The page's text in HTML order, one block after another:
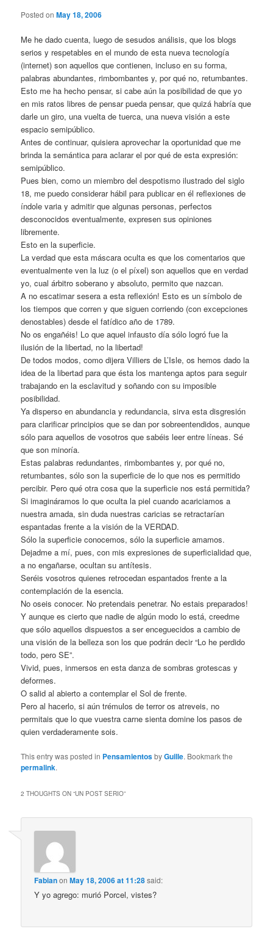
Posted onMay 18, 2006
Me he dado cuenta, luego de sesudos análisis, que los blogs
serios y respetables en el mundo de esta nueva tecnología
(internet) son aquellos que contienen, incluso en su forma,
palabras abundantes, rimbombantes y, por qué no, retumbantes.
Esto me ha hecho pensar, si cabe aún la posibilidad de que yo
en mis ratos libres de pensar pueda pensar, que quizá habría que
darle un giro, una vuelta de tuerca, una nueva visión a este
espacio semipúblico.
Antes de continuar, quisiera aprovechar la oportunidad que me
brinda la semántica para aclarar el por qué de esta expresión:
semipúblico.
Pues bien, como un miembro del despotismo ilustrado del siglo
18, me puedo considerar hábil para publicar en él reflexiones de
índole varia y admitir que algunas personas, perfectos
desconocidos eventualmente, expresen sus opiniones
libremente.
Esto en la superficie.
La verdad que esta máscara oculta es que los comentarios que
eventualmente ven la luz (o el píxel) son aquellos que en verdad
yo, cual árbitro soberano y absoluto, permito que nazcan.
A no escatimar sesera a esta reflexión! Esto es un símbolo de
los tiempos que corren y que siguen corriendo (con excepciones
denostables) desde el fatídico año de 1789.
No os engañéis! Lo que aquel infausto día sólo logró fue la
ilusión de la libertad, no la libertad!
De todos modos, como dijera Villiers de L’Isle, os hemos dado la
idea de la libertad para que ésta los mantenga aptos para seguir
trabajando en la esclavitud y soñando con su imposible
posibilidad.
Ya disperso en abundancia y redundancia, sirva esta disgresión
para clarificar principios que se dan por sobreentendidos, aunque
sólo para aquellos de vosotros que sabéis leer entre líneas. Sé
que son minoría.
Estas palabras redundantes, rimbombantes y, por qué no,
retumbantes, sólo son la superficie de lo que nos es permitido
percibir. Pero qué otra cosa que la superficie nos está permitida?
Si imagináramos lo que oculta la piel cuando acariciamos a
nuestra amada, sin duda nuestras caricias se retractarían
espantadas frente a la visión de la VERDAD.
Sólo la superficie conocemos, sólo la superficie amamos.
Dejadme a mí, pues, con mis expresiones de superficialidad que,
a no engañarse, ocultan su antítesis.
Seréis vosotros quienes retrocedan espantados frente a la
contemplación de la esencia.
No oseis conocer. No pretendais penetrar. No estais preparados!
Y aunque es cierto que nadie de algún modo lo está, creedme
que sólo aquellos dispuestos a ser enceguecidos a cambio de
una visión de la belleza son los que podrán decir “Lo he perdido
todo, pero SE”.
Vivid, pues, inmersos en esta danza de sombras grotescas y
deformes.
O salid al abierto a contemplar el Sol de frente.
Pero al hacerlo, si aún trémulos de terror os atreveis, no
permitais que lo que vuestra carne sienta domine los pasos de
quien verdaderamente sois.
This entry was posted in PensamientosbyGuille. Bookmark the
permalink.
2 THOUGHTS ON “UN POST SERIO”
FabianonMay 18, 2006 at 11:28said:
Y yo agrego: murió Porcel, vistes?